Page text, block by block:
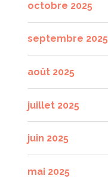
octobre 2025
septembre 2025
août 2025
juillet 2025
juin 2025
mai 2025